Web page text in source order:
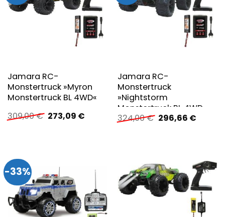
Jamara RC-
Monstertruck »Myron
Monstertruck BL 4WD«
309,00€ Ursprünglicher
Preis
273,09 €Aktueller
Jamara RC-
Monstertruck
»Nightstorm
Monstertruck BL 4WD«
324,00€ Ursprünglicher
Preis
296,66 €
-33%